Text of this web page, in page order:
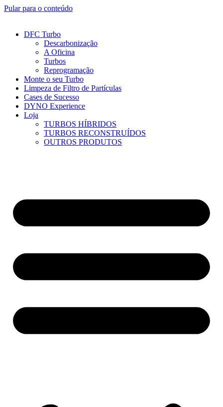
Pular para o conteúdo
DFC Turbo
Descarbonização
A Oficina
Turbos
Reprogramação
Monte o seu Turbo
Limpeza de Filtro de Partículas
Cases de Sucesso
DYNO Experience
Loja
TURBOS HÍBRIDOS
TURBOS RECONSTRUÍDOS
OUTROS PRODUTOS